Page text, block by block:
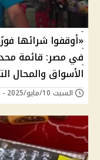
«أوقفوا شرائها
في مصر: قائمة
الأسواق والمحال التجارية
السبت 10/مايو/2025 - 06:00 ص